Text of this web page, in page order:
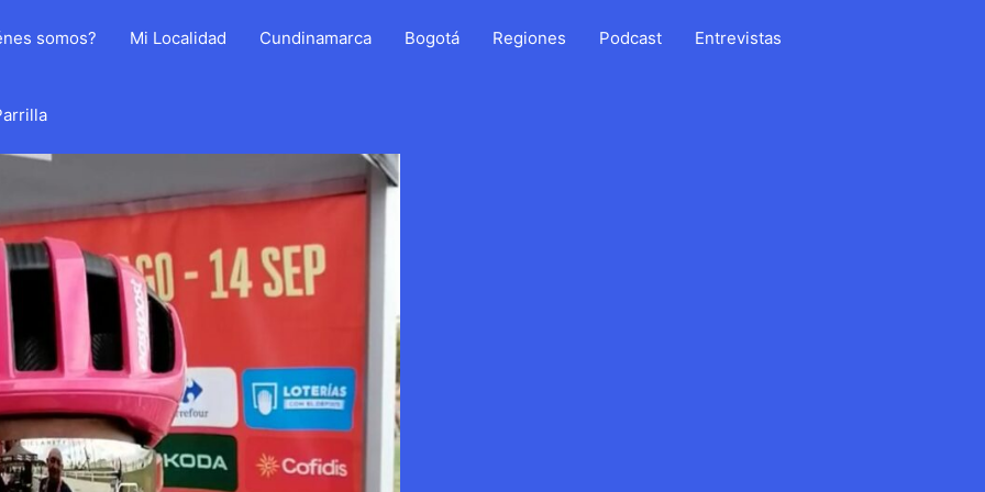
somos? Mi Localidad Cundinamarca Bogotá Regiones Podcast Entrevistas